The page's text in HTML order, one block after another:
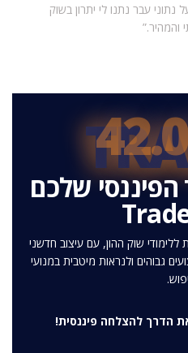
עבר נתנו לי יתרון בשוק
והמהיר.”
שלכם
שוק ההון, עם עיצוב חדשני
גבוהים ולנראות מיטבית במנועי
הדרך להצלחה פיננסית!